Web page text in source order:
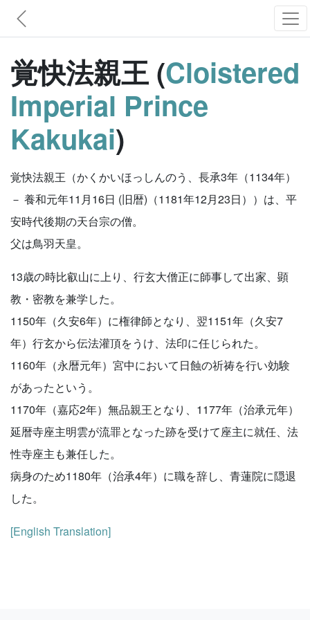
覚快法親王 (Cloistered
Imperial Prince
Kakukai)
覚快法親王（かくかいほっしんのう、長承3年（1134年）
－ 養和元年11月16日 (旧暦)（1181年12月23日））は、平
安時代後期の天台宗の僧。
父は鳥羽天皇。
13歳の時比叡山に上り、行玄大僧正に師事して出家、顕
教・密教を兼学した。
1150年（久安6年）に権律師となり、翌1151年（久安7
年）行玄から伝法灌頂をうけ、法印に任じられた。
1160年（永暦元年）宮中において日蝕の祈祷を行い効験
があったという。
1170年（嘉応2年）無品親王となり、1177年（治承元年）
延暦寺座主明雲が流罪となった跡を受けて座主に就任、法
性寺座主も兼任した。
病身のため1180年（治承4年）に職を辞し、青蓮院に隠退
した。
[English Translation]